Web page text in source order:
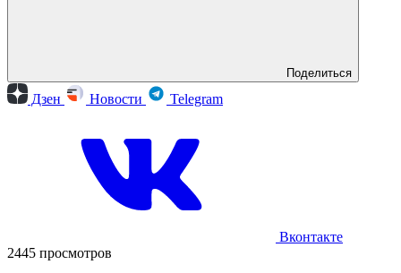
Поделиться
Дзен Новости Telegram
Вконтакте
2445 просмотров